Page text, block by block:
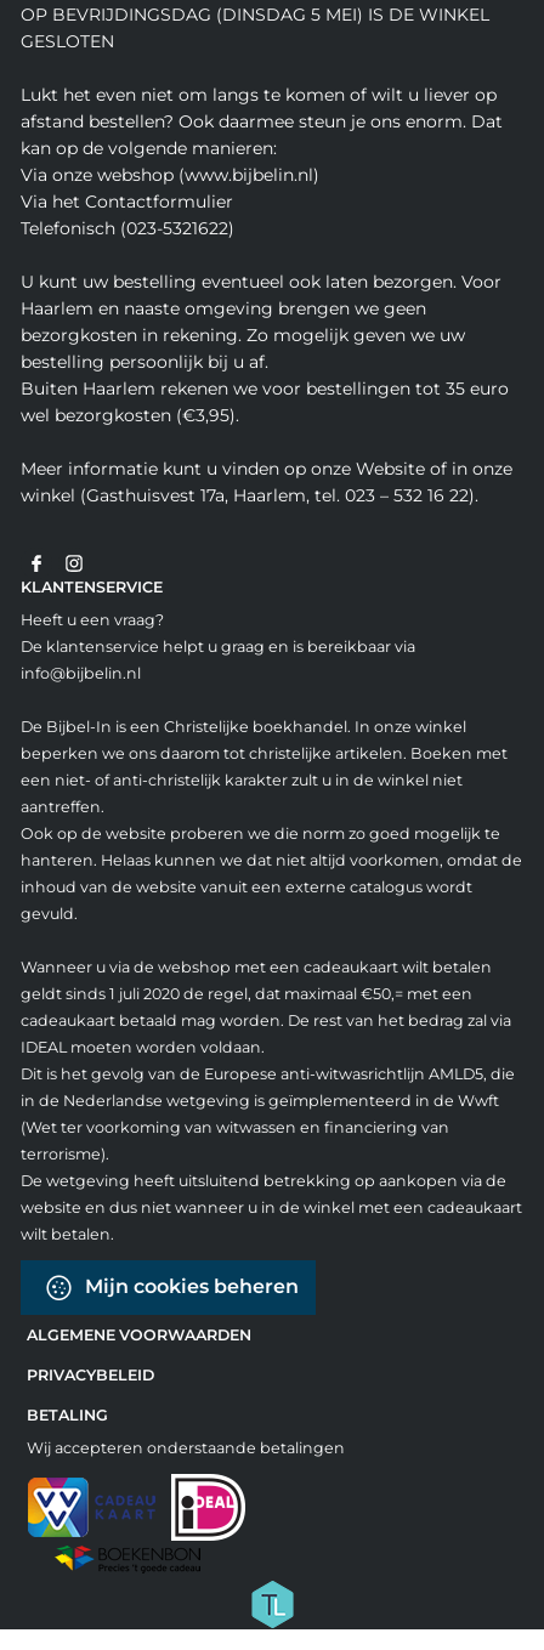
OP BEVRIJDINGSDAG (DINSDAG 5 MEI) IS DE WINKEL
GESLOTEN
Lukt het even niet om langs te komen of wilt u liever op
afstand bestellen? Ook daarmee steun je ons enorm. Dat
kan op de volgende manieren:
Via onze webshop (www.bijbelin.nl)
Via het Contactformulier
Telefonisch (023-5321622)
U kunt uw bestelling eventueel ook laten bezorgen. Voor
Haarlem en naaste omgeving brengen we geen
bezorgkosten in rekening. Zo mogelijk geven we uw
bestelling persoonlijk bij u af.
Buiten Haarlem rekenen we voor bestellingen tot 35 euro
wel bezorgkosten (€3,95).
Meer informatie kunt u vinden op onze Website of in onze
winkel (Gasthuisvest 17a, Haarlem, tel. 023 – 532 16 22).
KLANTENSERVICE
Heeft u een vraag?
De klantenservice helpt u graag en is bereikbaar via
info@bijbelin.nl
De Bijbel-In is een Christelijke boekhandel. In onze winkel
beperken we ons daarom tot christelijke artikelen. Boeken met
een niet- of anti-christelijk karakter zult u in de winkel niet
aantreffen.
Ook op de website proberen we die norm zo goed mogelijk te
hanteren. Helaas kunnen we dat niet altijd voorkomen, omdat de
inhoud van de website vanuit een externe catalogus wordt
gevuld.
Wanneer u via de webshop met een cadeaukaart wilt betalen
geldt sinds 1 juli 2020 de regel, dat maximaal €50,= met een
cadeaukaart betaald mag worden. De rest van het bedrag zal via
IDEAL moeten worden voldaan.
Dit is het gevolg van de Europese anti-witwasrichtlijn AMLD5, die
in de Nederlandse wetgeving is geïmplementeerd in de Wwft
(Wet ter voorkoming van witwassen en financiering van
terrorisme).
De wetgeving heeft uitsluitend betrekking op aankopen via de
website en dus niet wanneer u in de winkel met een cadeaukaart
wilt betalen.
Mijn cookies beheren
ALGEMENE VOORWAARDEN
PRIVACYBELEID
BETALING
Wij accepteren onderstaande betalingen